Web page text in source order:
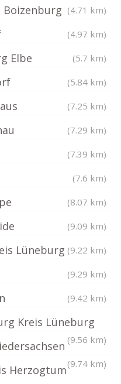
Boizenburg (4.71 km)
(4.97 km)
Elbe (5.7 km)
(5.84 km)
(7.25 km)
(7.29 km)
(7.39 km)
(7.6 km)
(8.07 km)
(9.09 km)
Lüneburg (9.22 km)
(9.29 km)
(9.42 km)
Kreis Lüneburg
(9.56 km)
(9.74 km)
Herzogtum